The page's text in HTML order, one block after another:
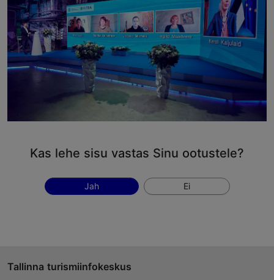
Kas lehe sisu vastas Sinu ootustele?
Jah Ei
Tallinna turismiinfokeskus